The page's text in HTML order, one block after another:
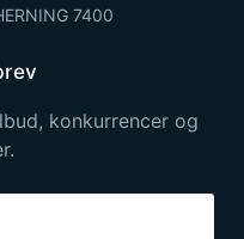
7400
konkurrencer og